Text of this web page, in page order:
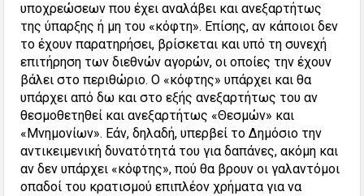
υποχρεώσεων που έχει αναλάβει και ανεξαρτήτως
της ύπαρξης ή μη του «κόφτη». Επίσης, αν κάποιοι δεν
το έχουν παρατηρήσει, βρίσκεται και υπό τη συνεχή
επιτήρηση των διεθνών αγορών, οι οποίες την έχουν
βάλει στο περιθώριο. Ο «κόφτης» υπάρχει και θα
υπάρχει από δω και στο εξής ανεξαρτήτως του αν
θεσμοθετηθεί και ανεξαρτήτως «Θεσμών» και
«Μνημονίων». Εάν, δηλαδή, υπερβεί το Δημόσιο την
αντικειμενική δυνατότητά του για δαπάνες, ακόμη και
αν δεν υπάρχει «κόφτης», πού θα βρουν οι γαλαντόμοι
οπαδοί του κρατισμού επιπλέον χρήματα για να